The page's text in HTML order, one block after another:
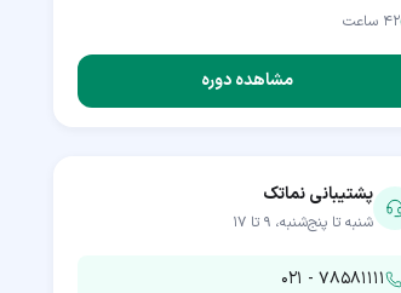
۴۲ ساعت
مشاهده دوره
پشتیبانی نماتک
شنبه تا پنج‌شنبه، ۹ تا ۱۷
۰۲۱ - ۷۸۵۸۱۱۱۱